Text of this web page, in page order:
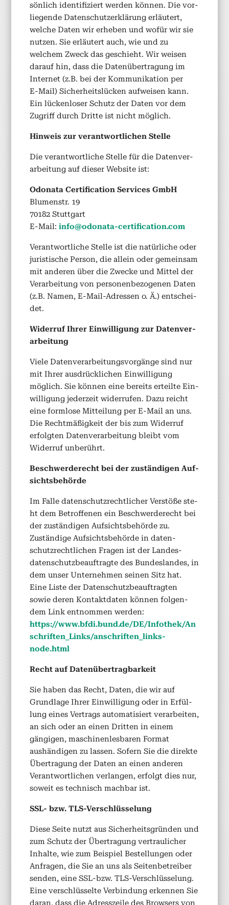
sön­lich iden­ti­fiziert wer­den kön­nen. Die vor­
liegende Daten­schutzerk­lärung erläutert,
welche Dat­en wir erheben und wofür wir sie
nutzen. Sie erläutert auch, wie und zu
welchem Zweck das geschieht. Wir weisen
darauf hin, dass die Datenüber­tra­gung im
Inter­net (z.B. bei der Kom­mu­nika­tion per
E‑Mail) Sicher­heit­slück­en aufweisen kann.
Ein lück­en­los­er Schutz der Dat­en vor dem
Zugriff durch Dritte ist nicht möglich.
Hin­weis zur ver­ant­wortlichen Stelle
Die ver­ant­wortliche Stelle für die Daten­ver­
ar­beitung auf dieser Web­site ist:
Odona­ta Cer­ti­fi­ca­tion Ser­vices GmbH
Blu­men­str. 19
70182 Stuttgart
E‑Mail:info@odonata-certification.com
Ver­ant­wortliche Stelle ist die natür­liche oder
juris­tis­che Per­son, die allein oder gemein­sam
mit anderen über die Zwecke und Mit­tel der
Ver­ar­beitung von per­so­n­en­be­zo­ge­nen Dat­en
(z.B. Namen, E‑Mail-Adressen o. Ä.) entschei­
det.
Wider­ruf Ihrer Ein­willi­gung zur Daten­ver­
ar­beitung
Viele Daten­ver­ar­beitungsvorgänge sind nur
mit Ihrer aus­drück­lichen Ein­willi­gung
möglich. Sie kön­nen eine bere­its erteilte Ein­
willi­gung jed­erzeit wider­rufen. Dazu reicht
eine form­lose Mit­teilung per E‑Mail an uns.
Die Recht­mäßigkeit der bis zum Wider­ruf
erfol­gten Daten­ver­ar­beitung bleibt vom
Wider­ruf unberührt.
Beschw­erderecht bei der zuständi­gen Auf­
sichts­be­hörde
Im Falle daten­schutzrechtlich­er Ver­stöße ste­
ht dem Betrof­fe­nen ein Beschw­erderecht bei
der zuständi­gen Auf­sichts­be­hörde zu.
Zuständi­ge Auf­sichts­be­hörde in daten­
schutzrechtlichen Fra­gen ist der Lan­des­
daten­schutzbeauf­tragte des Bun­des­lan­des, in
dem unser Unternehmen seinen Sitz hat.
Eine Liste der Daten­schutzbeauf­tragten
sowie deren Kon­tak­t­dat­en kön­nen fol­gen­
dem Link ent­nom­men wer­den:
https://www.bfdi.bund.de/DE/Infothek/An
schriften_Links/anschriften_links-
node.html
Recht auf Datenüber­trag­barkeit
Sie haben das Recht, Dat­en, die wir auf
Grund­lage Ihrer Ein­willi­gung oder in Erfül­
lung eines Ver­trags automa­tisiert ver­ar­beit­en,
an sich oder an einen Drit­ten in einem
gängi­gen, maschi­nen­les­baren For­mat
aushändi­gen zu lassen. Sofern Sie die direk­te
Über­tra­gung der Dat­en an einen anderen
Ver­ant­wortlichen ver­lan­gen, erfol­gt dies nur,
soweit es tech­nisch mach­bar ist.
SSL- bzw. TLS-Ver­schlüs­selung
Diese Seite nutzt aus Sicher­heits­grün­den und
zum Schutz der Über­tra­gung ver­traulich­er
Inhalte, wie zum Beispiel Bestel­lun­gen oder
Anfra­gen, die Sie an uns als Seit­en­be­treiber
senden, eine SSL-bzw. TLS-Ver­schlüs­selung.
Eine ver­schlüs­selte Verbindung erken­nen Sie
daran, dass die Adresszeile des Browsers von